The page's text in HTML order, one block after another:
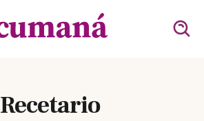
Recetario